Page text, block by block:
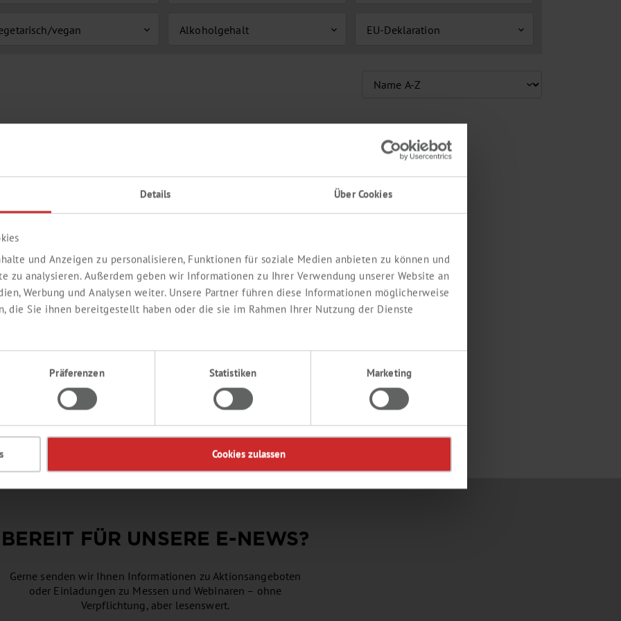
Details Über Cookies
und Anzeigen zu personalisieren, Funktionen für soziale Medien anbieten zu können und
zu analysieren. Außerdem geben wir Informationen zu Ihrer Verwendung unserer Website an
Werbung und Analysen weiter. Unsere Partner führen diese Informationen möglicherweise
die Sie ihnen bereitgestellt haben oder die sie im Rahmen Ihrer Nutzung der Dienste
Präferenzen Statistiken Marketing
Cookies zulassen
vegan expand_more Alkoholgehalt expand_more EU-Deklaration expand_more
MIX AROMA
reif, Bonbontyp
SY316179
BEREIT FÜR UNSERE E-NEWS?
Gerne senden wir Ihnen Informationen zu Aktionsangeboten
oder Einladungen zu Messen und Webinaren – ohne
Verpflichtung, aber lesenswert.